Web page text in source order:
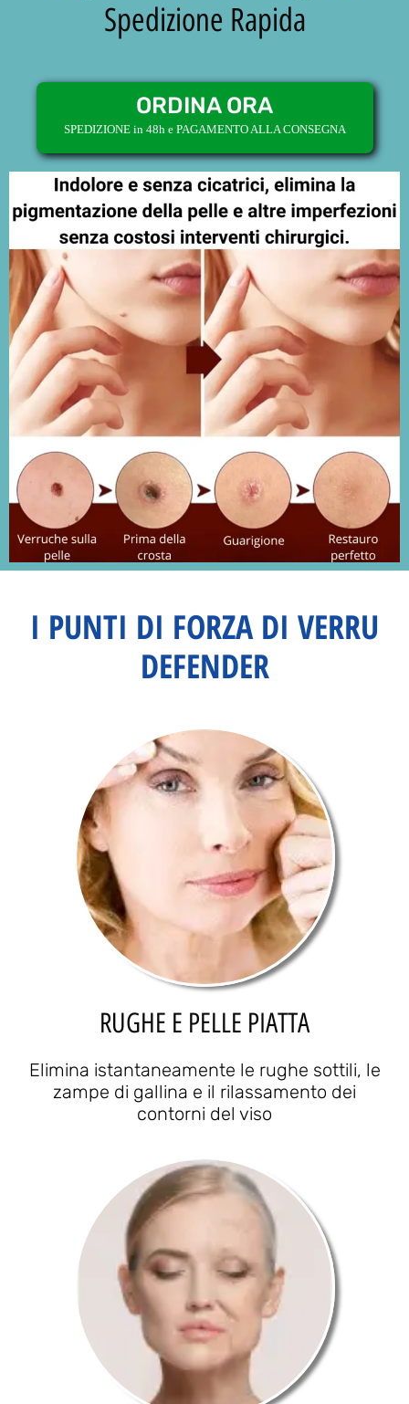
Spedizione Rapida
ORDINA ORA
SPEDIZIONE in 48h e PAGAMENTO ALLA CONSEGNA
I PUNTI DI FORZA DI VERRU
DEFENDER
RUGHE E PELLE PIATTA
Elimina istantaneamente le rughe sottili, le
zampe di gallina e il rilassamento dei
contorni del viso